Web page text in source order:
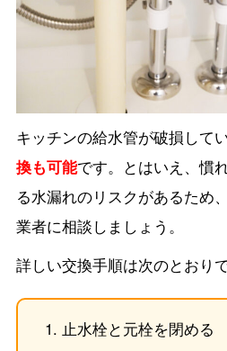
キッチンの給水管が破損してい
換も可能です。とはいえ、慣
る水漏れのリスクがあるため
業者に相談しましょう。
詳しい交換手順は次のとおりで
止水栓と元栓を閉める